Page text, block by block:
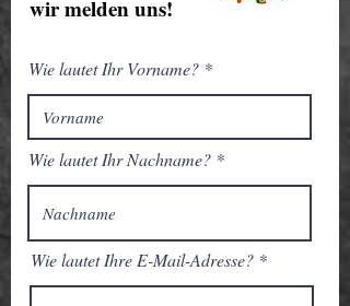
wir melden uns!
Wie lautet Ihr Vorname?
Wie lautet Ihr Nachname?
Wie lautet Ihre E-Mail-Adresse?